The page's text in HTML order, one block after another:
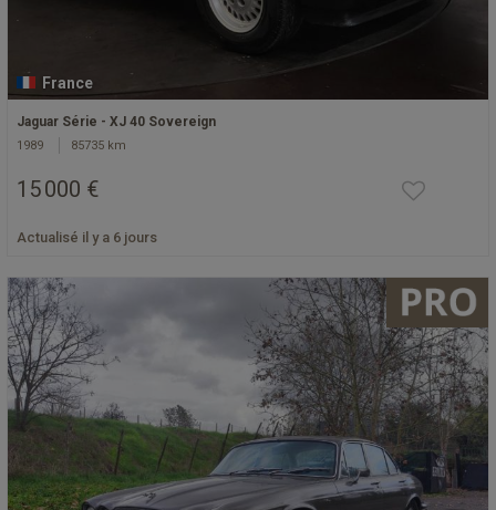
France
Jaguar Série - XJ 40 Sovereign
1989 85735 km
15 000 €
Actualisé il y a 6 jours